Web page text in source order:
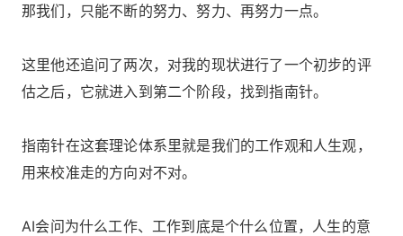
那我们，只能不断的努力、努力、再努力一点。
这里他还追问了两次，对我的现状进行了一个初步的评
估之后，它就进入到第二个阶段，找到指南针。
指南针在这套理论体系里就是我们的工作观和人生观，
用来校准走的方向对不对。
AI会问为什么工作、工作到底是个什么位置，人生的意